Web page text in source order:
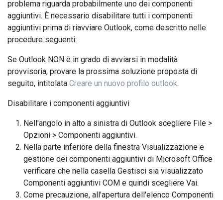
problema riguarda probabilmente uno dei componenti
aggiuntivi. È necessario disabilitare tutti i componenti
aggiuntivi prima di riavviare Outlook, come descritto nelle
procedure seguenti:
Se Outlook NON è in grado di avviarsi in modalità
provvisoria, provare la prossima soluzione proposta di
seguito, intitolata Creare un nuovo profilo outlook.
Disabilitare i componenti aggiuntivi
Nell'angolo in alto a sinistra di Outlook scegliere File >
Opzioni > Componenti aggiuntivi.
Nella parte inferiore della finestra Visualizzazione e
gestione dei componenti aggiuntivi di Microsoft Office
verificare che nella casella Gestisci sia visualizzato
Componenti aggiuntivi COM e quindi scegliere Vai.
Come precauzione, all'apertura dell'elenco Componenti